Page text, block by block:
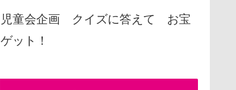
児童会企画 クイズに答えて お宝
ゲット！